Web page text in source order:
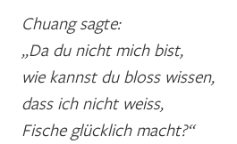
Chuang sagte:
„Da du nicht mich bist,
wie kannst du bloss wissen,
dass ich nicht weiss,
Fische glücklich macht?“